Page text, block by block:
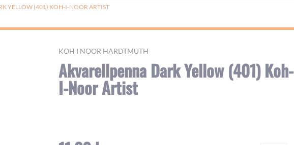
YELLOW (401) KOH-I-NOOR ARTIST
KOH I NOOR HARDTMUTH
Akvarellpenna Dark Yellow (401) Koh-
I-Noor Artist